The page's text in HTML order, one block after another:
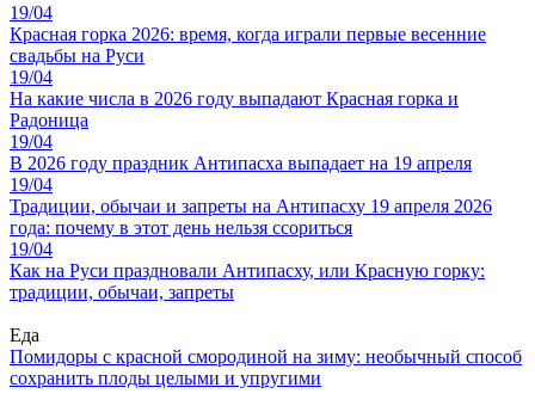
19/04
Красная горка 2026: время, когда играли первые весенние
свадьбы на Руси
19/04
На какие числа в 2026 году выпадают Красная горка и
Радоница
19/04
В 2026 году праздник Антипасха выпадает на 19 апреля
19/04
Традиции, обычаи и запреты на Антипасху 19 апреля 2026
года: почему в этот день нельзя ссориться
19/04
Как на Руси праздновали Антипасху, или Красную горку:
традиции, обычаи, запреты
Еда
Помидоры с красной смородиной на зиму: необычный способ
сохранить плоды целыми и упругими